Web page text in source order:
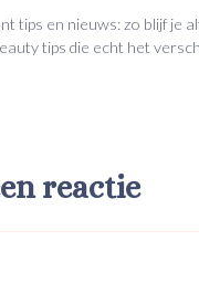
tips en nieuws: zo blijf je
tips die echt het
reactie